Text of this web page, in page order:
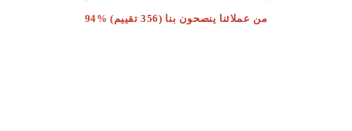
94% من عملائنا ينصحون بنا (356 تقييم)